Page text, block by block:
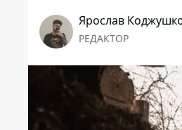
Ярослав
РЕДАКТОР